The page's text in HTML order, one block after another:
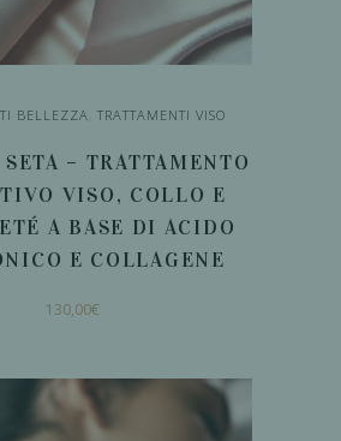
BELLEZZA TRATTAMENTI VISO
– TRATTAMENTO
VISO, COLLO E
A BASE DI ACIDO
E COLLAGENE
130,00€
AGGIUNGI AL
CARRELLO